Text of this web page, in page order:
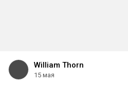
William Thorn
15 мая